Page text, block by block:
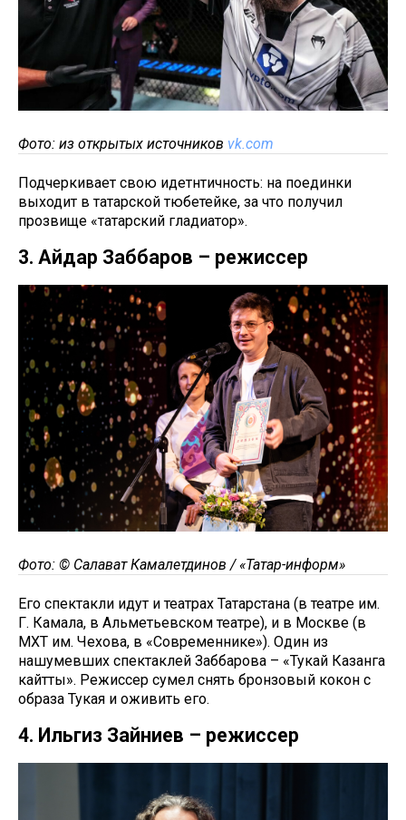
Фото: из открытых источников vk.com
Подчеркивает свою идетнтичность: на поединки
выходит в татарской тюбетейке, за что получил
прозвище «татарский гладиатор».
3. Айдар Заббаров – режиссер
Фото: © Салават Камалетдинов / «Татар-информ»
Его спектакли идут и театрах Татарстана (в театре им.
Г. Камала, в Альметьевском театре), и в Москве (в
МХТ им. Чехова, в «Современнике»). Один из
нашумевших спектаклей Заббарова – «Тукай Казанга
кайтты». Режиссер сумел снять бронзовый кокон с
образа Тукая и оживить его.
4. Ильгиз Зайниев – режиссер